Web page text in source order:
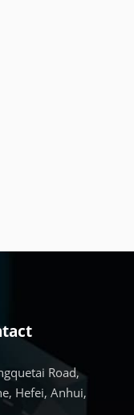
Road,
Hefei, Anhui,